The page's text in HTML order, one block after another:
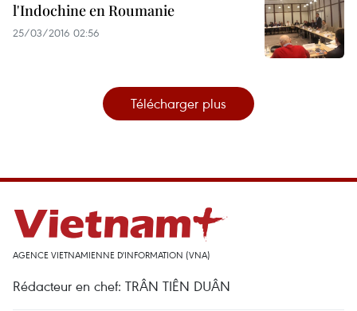
l'Indochine en Roumanie
25/03/2016 02:56
Télécharger plus
AGENCE VIETNAMIENNE D'INFORMATION (VNA)
Rédacteur en chef: TRÂN TIÊN DUÂN